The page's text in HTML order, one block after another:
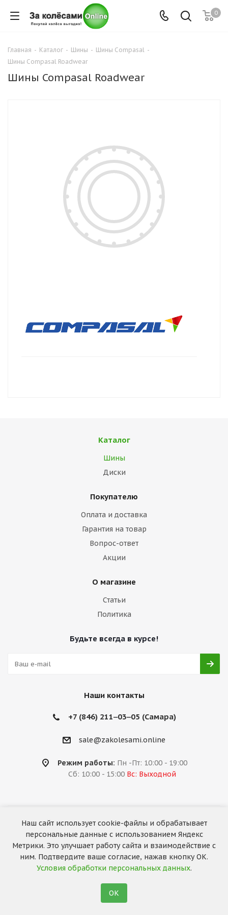
0
Главная - Каталог - Шины - Шины Compasal -
Шины Compasal Roadwear
Шины Compasal Roadwear
Каталог
Шины
Диски
Покупателю
Оплата и доставка
Гарантия на товар
Вопрос-ответ
Акции
О магазине
Статьи
Политика
Будьте всегда в курсе!
Наши контакты
+7 (846) 211‒03‒05 (Самара)
sale@zakolesami.online
Режим работы: Пн -Пт: 10:00 - 19:00
Сб: 10:00 - 15:00 Вс: Выходной
2026 © «За колёсами.Online»
Запуск сайта —RuMaster
Наш сайт использует cookie-файлы и обрабатывает
персональные данные с использованием Яндекс
Метрики. Это улучшает работу сайта и взаимодействие с
ним. Подтвердите ваше согласие, нажав кнопку ОК.
Условия обработки персональных данных.
ОК